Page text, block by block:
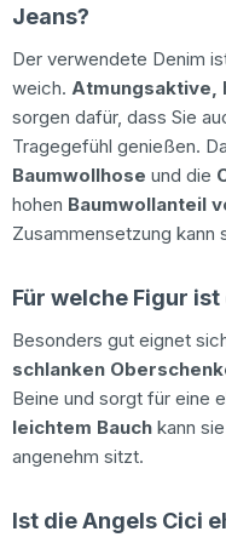
Jeans?
Der verwendete Denim
weich. Atmungsaktive,
sorgen dafür, dass Sie
Tragegefühl genießen.
Baumwollhose und die
hohen Baumwollanteil
Zusammensetzung kann
Für welche Figur
Besonders gut eignet
schlanken
Beine und sorgt für eine
leichtem Bauch kann
angenehm sitzt.
Ist die Angels Cici